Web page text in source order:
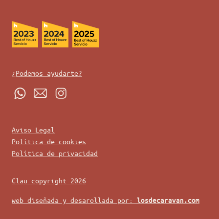
¿Podemos ayudarte?
Aviso Legal
Política de cookies
Política de privacidad
Clau copyright 2026
web diseñada y desarollada por: losdecaravan.com